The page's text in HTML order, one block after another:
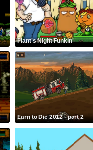
Plant's Night Funkin'
Earn to Die 2012 - part 2